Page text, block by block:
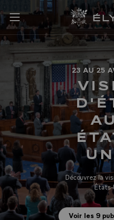
menu
23 AU 25
Découvrez la
États-
Voir les 9
Panneau de gestion des